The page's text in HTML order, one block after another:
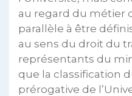
au regard du métier
parallèle à être
au sens du droit du
représentants du
que la classification
prérogative de